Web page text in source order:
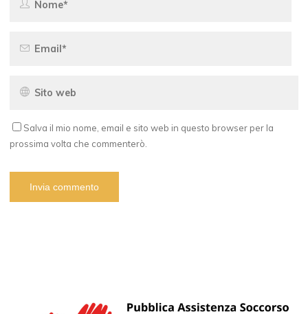
Salva il mio nome, email e sito web in questo browser per la
prossima volta che commenterò.